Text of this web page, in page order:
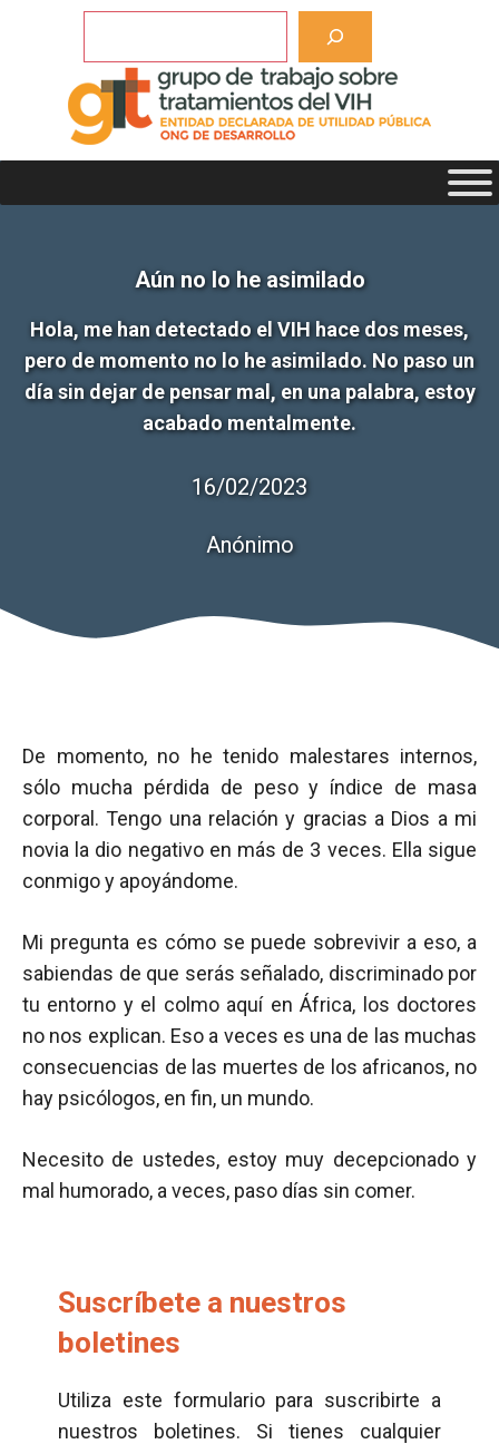
Aún no lo he asimilado
Hola, me han detectado el VIH hace dos meses,
pero de momento no lo he asimilado. No paso un
día sin dejar de pensar mal, en una palabra, estoy
acabado mentalmente.
16/02/2023
Anónimo
De momento, no he tenido malestares internos,
sólo mucha pérdida de peso y índice de masa
corporal. Tengo una relación y gracias a Dios a mi
novia la dio negativo en más de 3 veces. Ella sigue
conmigo y apoyándome.
Mi pregunta es cómo se puede sobrevivir a eso, a
sabiendas de que serás señalado, discriminado por
tu entorno y el colmo aquí en África, los doctores
no nos explican. Eso a veces es una de las muchas
consecuencias de las muertes de los africanos, no
hay psicólogos, en fin, un mundo.
Necesito de ustedes, estoy muy decepcionado y
mal humorado, a veces, paso días sin comer.
Suscríbete a nuestros
boletines
Utiliza este formulario para suscribirte a
nuestros boletines. Si tienes cualquier